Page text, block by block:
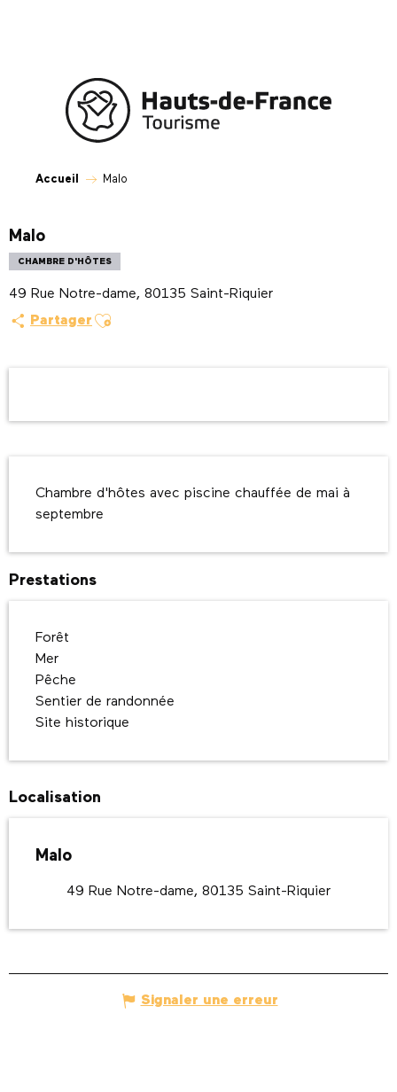
Accueil Malo
Malo
CHAMBRE D'HÔTES
49 Rue Notre-dame, 80135 Saint-Riquier
Partager Ajouter aux favoris
Chambre d'hôtes avec piscine chauffée de mai à
septembre
Prestations
Forêt
Mer
Pêche
Sentier de randonnée
Site historique
Localisation
Malo
49 Rue Notre-dame, 80135 Saint-Riquier
Signaler une erreur